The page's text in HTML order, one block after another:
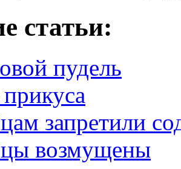
статьи:
пудель
запретили
возмущены